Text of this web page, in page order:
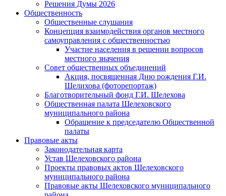
Решения Думы 2026
Общественность
Общественные слушания
Концепция взаимодействия органов местного
самоуправления с общественностью
Участие населения в решении вопросов
местного значения
Совет общественных объединений
Акция, посвященная Дню рождения Г.И.
Шелихова (фоторепортаж)
Благотворительный фонд Г.И. Шелехова
Общественная палата Шелеховского
муниципального района
Обращение к председателю Общественной
палаты
Правовые акты
Законодательная карта
Устав Шелеховского района
Проекты правовых актов Шелеховского
муниципального района
Правовые акты Шелеховского муниципального